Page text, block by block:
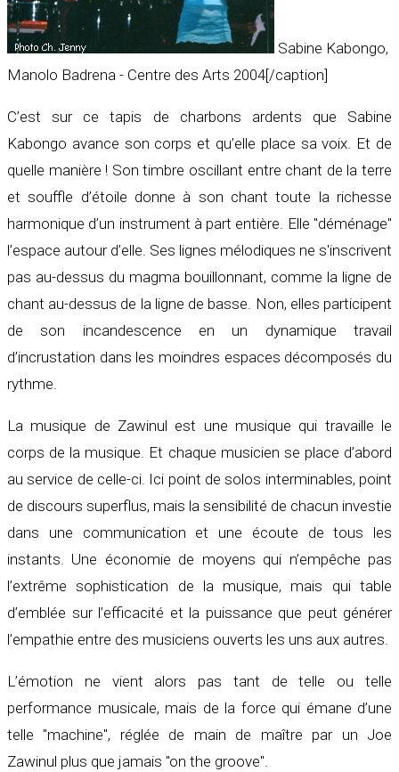
Sabine Kabongo,
Manolo Badrena - Centre des Arts 2004[/caption]
C’est sur ce tapis de charbons ardents que Sabine
Kabongo avance son corps et qu’elle place sa voix. Et de
quelle manière ! Son timbre oscillant entre chant de la terre
et souffle d’étoile donne à son chant toute la richesse
harmonique d’un instrument à part entière. Elle "déménage"
l’espace autour d’elle. Ses lignes mélodiques ne s'inscrivent
pas au-dessus du magma bouillonnant, comme la ligne de
chant au-dessus de la ligne de basse. Non, elles participent
de son incandescence en un dynamique travail
d’incrustation dans les moindres espaces décomposés du
rythme.
La musique de Zawinul est une musique qui travaille le
corps de la musique. Et chaque musicien se place d’abord
au service de celle-ci. Ici point de solos interminables, point
de discours superflus, mais la sensibilité de chacun investie
dans une communication et une écoute de tous les
instants. Une économie de moyens qui n’empêche pas
l’extrême sophistication de la musique, mais qui table
d’emblée sur l’efficacité et la puissance que peut générer
l’empathie entre des musiciens ouverts les uns aux autres.
L’émotion ne vient alors pas tant de telle ou telle
performance musicale, mais de la force qui émane d’une
telle "machine", réglée de main de maître par un Joe
Zawinul plus que jamais "on the groove".